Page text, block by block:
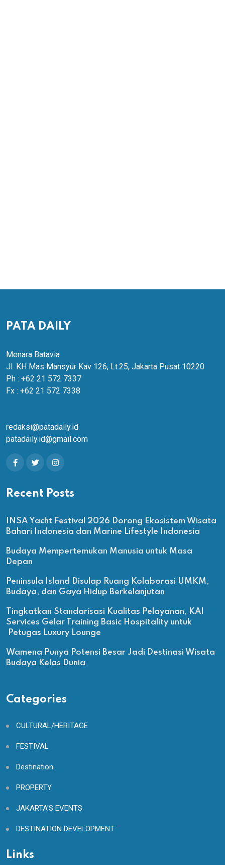
PATA DAILY
Menara Batavia
Jl. KH Mas Mansyur Kav 126, Lt.25, Jakarta Pusat 10220
Ph : +62 21 572 7337
Fx : +62 21 572 7338
redaksi@patadaily.id
patadaily.id@gmail.com
Recent Posts
INSA Yacht Festival 2026 Dorong Ekosistem Wisata
Bahari Indonesia dan Marine Lifestyle Indonesia
Budaya Mempertemukan Manusia untuk Masa
Depan
Peninsula Island Disulap Ruang Kolaborasi UMKM,
Budaya, dan Gaya Hidup Berkelanjutan
Tingkatkan Standarisasi Kualitas Pelayanan, KAI
Services Gelar Training Basic Hospitality untuk
Petugas Luxury Lounge
Wamena Punya Potensi Besar Jadi Destinasi Wisata
Budaya Kelas Dunia
Categories
CULTURAL/HERITAGE
FESTIVAL
Destination
PROPERTY
JAKARTA'S EVENTS
DESTINATION DEVELOPMENT
Links